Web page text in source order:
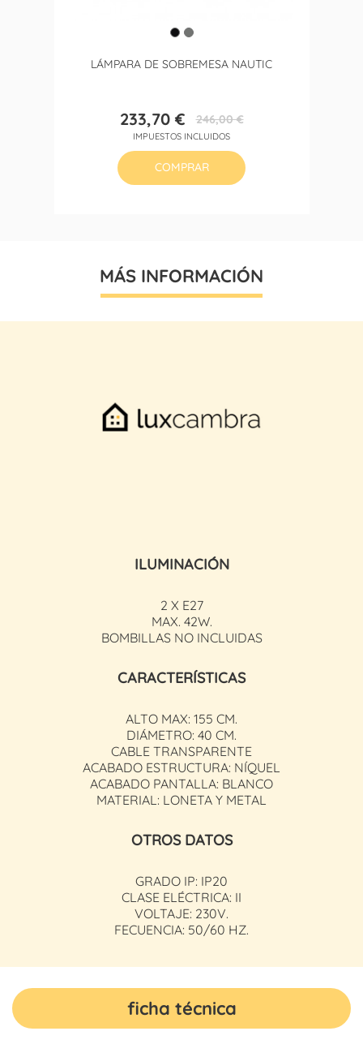
LÁMPARA DE SOBREMESA NAUTIC
Precio
233,70 €Precio
base
246,00 €
IMPUESTOS INCLUIDOS
COMPRAR
MÁS INFORMACIÓN
ILUMINACIÓN
2 X E27
MAX. 42W.
BOMBILLAS NO INCLUIDAS
CARACTERÍSTICAS
ALTO MAX: 155 CM.
DIÁMETRO: 40 CM.
CABLE TRANSPARENTE
ACABADO ESTRUCTURA: NÍQUEL
ACABADO PANTALLA: BLANCO
MATERIAL: LONETA Y METAL
OTROS DATOS
GRADO IP: IP20
CLASE ELÉCTRICA: II
VOLTAJE: 230V.
FECUENCIA: 50/60 HZ.
ficha técnica